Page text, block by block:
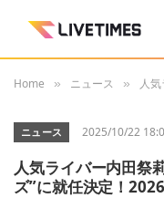
Home » ニュース » 人気ラ
ニュース 2025/10/22
人気ライバー内田祭
ズ”に就任決定！